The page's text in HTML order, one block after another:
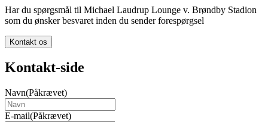
Har du spørgsmål til Michael Laudrup Lounge v. Brøndby Stadion
som du ønsker besvaret inden du sender forespørgsel
Kontakt os
Kontakt-side
Navn(Påkrævet)
E-mail(Påkrævet)